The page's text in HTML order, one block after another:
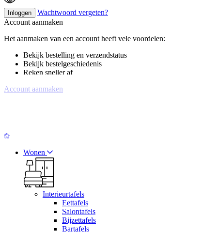
Inloggen
Wachtwoord vergeten?
Account aanmaken
Het aanmaken van een account heeft vele voordelen:
Bekijk bestelling en verzendstatus
Bekijk bestelgeschiedenis
Reken sneller af
Account aanmaken
Wonen
Interieurtafels
Eettafels
Salontafels
Bijzettafels
Bartafels